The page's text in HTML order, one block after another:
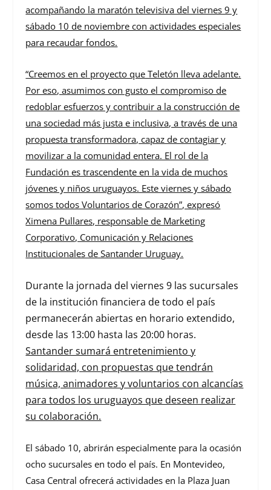
acompañando la maratón televisiva del viernes 9 y
sábado 10 de noviembre con actividades especiales
para recaudar fondos.
“Creemos en el proyecto que Teletón lleva adelante.
Por eso, asumimos con gusto el compromiso de
redoblar esfuerzos y contribuir a la construcción de
una sociedad más justa e inclusiva, a través de una
propuesta transformadora, capaz de contagiar y
movilizar a la comunidad entera. El rol de la
Fundación es trascendente en la vida de muchos
jóvenes y niños uruguayos. Este viernes y sábado
somos todos Voluntarios de Corazón”, expresó
Ximena Pullares, responsable de Marketing
Corporativo, Comunicación y Relaciones
Institucionales de Santander Uruguay.
Durante la jornada del viernes 9 las sucursales
de la institución financiera de todo el país
permanecerán abiertas en horario extendido,
desde las 13:00 hasta las 20:00 horas.
Santander sumará entretenimiento y
solidaridad, con propuestas que tendrán
música, animadores y voluntarios con alcancías
para todos los uruguayos que deseen realizar
su colaboración.
El sábado 10, abrirán especialmente para la ocasión
ocho sucursales en todo el país. En Montevideo,
Casa Central ofrecerá actividades en la Plaza Juan